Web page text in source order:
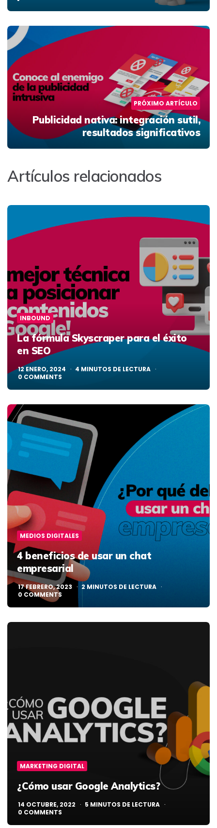
PRÓXIMO ARTÍCULO
Publicidad nativa: integración sutil,
resultados significativos
Artículos relacionados
INBOUND
La fórmula Skyscraper para el éxito
en SEO
12 ENERO, 2024 4 MINUTOS DE LECTURA
0 COMMENTS
MEDIOS DIGITALES
4 beneficios de usar un chat
empresarial
17 FEBRERO, 2023 2 MINUTOS DE LECTURA
0 COMMENTS
MARKETING DIGITAL
¿Cómo usar Google Analytics?
14 OCTUBRE, 2022 5 MINUTOS DE LECTURA
0 COMMENTS